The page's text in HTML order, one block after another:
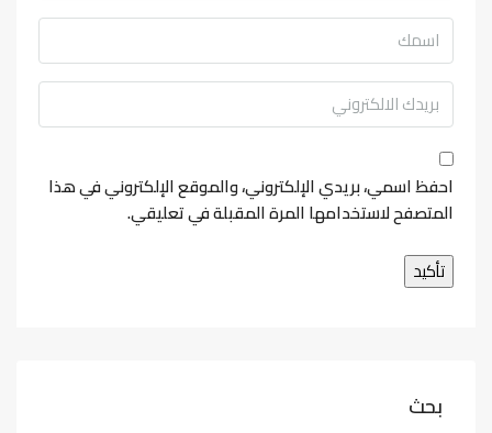
احفظ اسمي، بريدي الإلكتروني، والموقع الإلكتروني في هذا
المتصفح لاستخدامها المرة المقبلة في تعليقي.
بحث